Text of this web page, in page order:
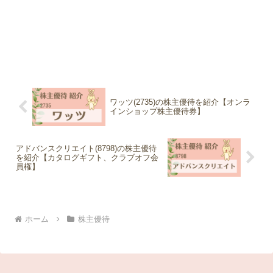
ワッツ(2735)の株主優待を紹介【オンラ
インショップ株主優待券】
アドバンスクリエイト(8798)の株主優待
を紹介【カタログギフト、クラブオフ会
員権】
ホーム 株主優待